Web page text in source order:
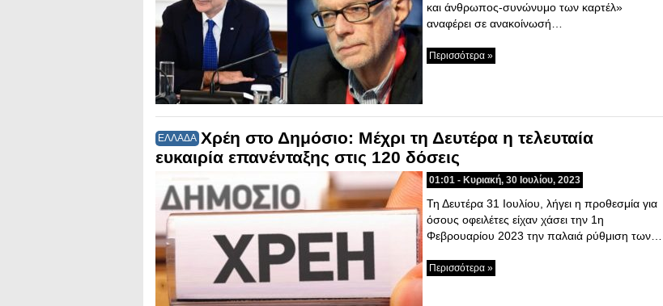
και άνθρωπος-συνώνυμο των καρτέλ»
αναφέρει σε ανακοίνωσή…
Περισσότερα »
ΕΛΛΑΔΑ Χρέη στο Δημόσιο: Μέχρι τη Δευτέρα η τελευταία
ευκαιρία επανένταξης στις 120 δόσεις
01:01 - Κυριακή, 30 Ιουλίου, 2023
Τη Δευτέρα 31 Ιουλίου, λήγει η προθεσμία για
όσους οφειλέτες είχαν χάσει την 1η
Φεβρουαρίου 2023 την παλαιά ρύθμιση των…
Περισσότερα »